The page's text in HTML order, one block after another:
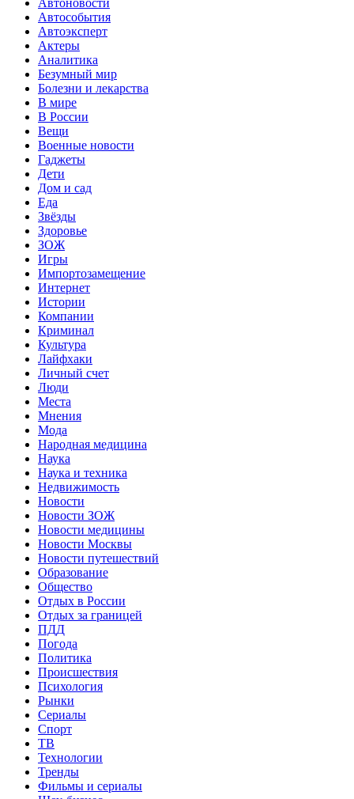
Автоновости
Автособытия
Автоэксперт
Актеры
Аналитика
Безумный мир
Болезни и лекарства
В мире
В России
Вещи
Военные новости
Гаджеты
Дети
Дом и сад
Еда
Звёзды
Здоровье
ЗОЖ
Игры
Импортозамещение
Интернет
Истории
Компании
Криминал
Культура
Лайфхаки
Личный счет
Люди
Места
Мнения
Мода
Народная медицина
Наука
Наука и техника
Недвижимость
Новости
Новости ЗОЖ
Новости медицины
Новости Москвы
Новости путешествий
Образование
Общество
Отдых в России
Отдых за границей
ПДД
Погода
Политика
Происшествия
Психология
Рынки
Сериалы
Спорт
ТВ
Технологии
Тренды
Фильмы и сериалы